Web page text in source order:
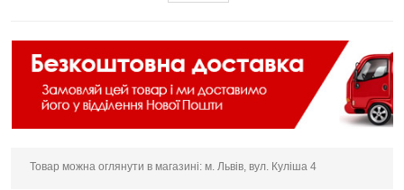
Товар можна оглянути в магазині: м. Львів, вул. Куліша 4